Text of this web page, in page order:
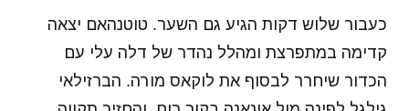
כעבור שלוש דקות הגיע גם השער. טוטנהאם יצאה
קדימה במתפרצת ומהלל נהדר של דלה עלי עם
הכדור שיחרר לבסוף את לוקאס מורה. הברזילאי